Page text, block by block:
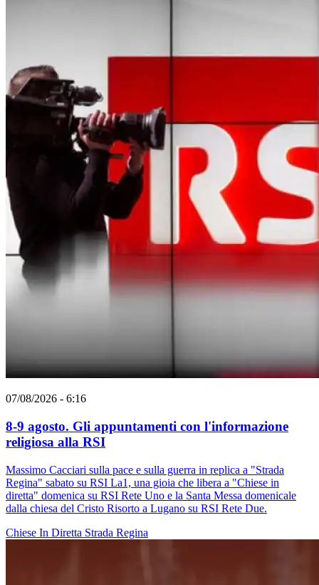
07/08/2026 - 6:16
8-9 agosto. Gli appuntamenti con l'informazione
religiosa alla RSI
Massimo Cacciari sulla pace e sulla guerra in replica a "Strada
Regina" sabato su RSI La1, una gioia che libera a "Chiese in
diretta" domenica su RSI Rete Uno e la Santa Messa domenicale
dalla chiesa del Cristo Risorto a Lugano su RSI Rete Due.
Chiese In Diretta Strada Regina